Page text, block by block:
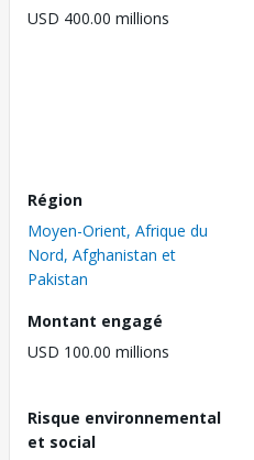
USD 400.00 millions
Région
Moyen-Orient, Afrique du
Nord, Afghanistan et
Pakistan
Montant engagé
USD 100.00 millions
Risque environnemental
et social